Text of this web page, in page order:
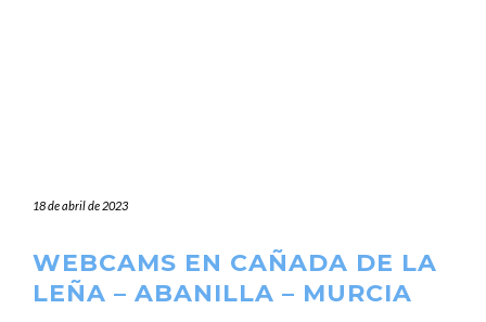
18 de abril de 2023
WEBCAMS EN CAÑADA DE LA
LEÑA – ABANILLA – MURCIA